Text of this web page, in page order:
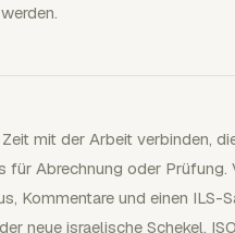
mit der Arbeit verbinden,
Abrechnung oder Prüfung.
Kommentare und einen
neue israelische Schekel,